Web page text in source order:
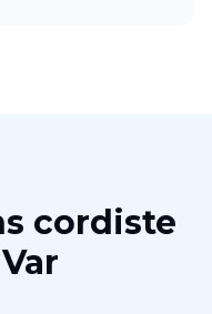
cordiste
Var